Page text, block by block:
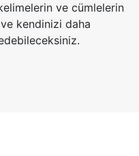
ve cümlelerin
kendinizi daha